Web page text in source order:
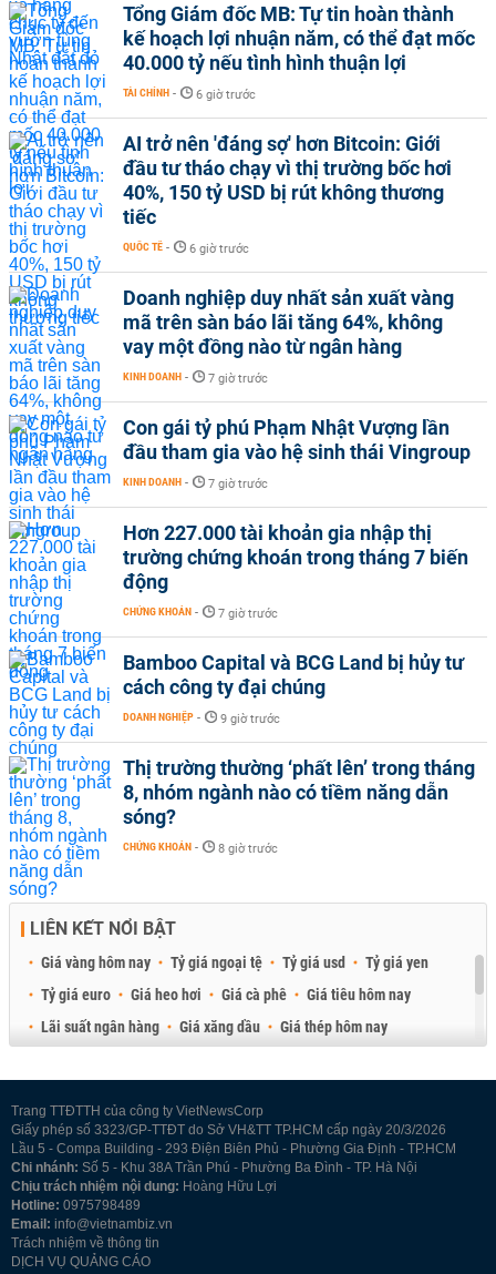
Tổng Giám đốc MB: Tự tin hoàn thành
kế hoạch lợi nhuận năm, có thể đạt mốc
40.000 tỷ nếu tình hình thuận lợi
TÀI CHÍNH - 6 giờ trước
AI trở nên 'đáng sợ' hơn Bitcoin: Giới
đầu tư tháo chạy vì thị trường bốc hơi
40%, 150 tỷ USD bị rút không thương
tiếc
QUỐC TẾ - 6 giờ trước
Doanh nghiệp duy nhất sản xuất vàng
mã trên sàn báo lãi tăng 64%, không
vay một đồng nào từ ngân hàng
KINH DOANH - 7 giờ trước
Con gái tỷ phú Phạm Nhật Vượng lần
đầu tham gia vào hệ sinh thái Vingroup
KINH DOANH - 7 giờ trước
Hơn 227.000 tài khoản gia nhập thị
trường chứng khoán trong tháng 7 biến
động
CHỨNG KHOÁN - 7 giờ trước
Bamboo Capital và BCG Land bị hủy tư
cách công ty đại chúng
DOANH NGHIỆP - 9 giờ trước
Thị trường thường ‘phất lên’ trong tháng
8, nhóm ngành nào có tiềm năng dẫn
sóng?
CHỨNG KHOÁN - 8 giờ trước
LIÊN KẾT NỔI BẬT
Giá vàng hôm nay Tỷ giá ngoại tệ Tỷ giá usd
Tỷ giá yen
Tỷ giá euro
Giá heo hơi Giá cà phê
Giá tiêu hôm nay
Lãi suất ngân hàng
Giá xăng dầu
Giá thép hôm nay
Trang TTĐTTH của công ty VietNewsCorp
Giấy phép số 3323/GP-TTĐT do Sở VH&TT TP.HCM cấp ngày 20/3/2026
Lầu 5 - Compa Building - 293 Điện Biên Phủ - Phường Gia Định - TP.HCM
Chi nhánh: Số 5 - Khu 38A Trần Phú - Phường Ba Đình - TP. Hà Nội
Chịu trách nhiệm nội dung: Hoàng Hữu Lợi
Hotline: 0975798489
Email: info@vietnambiz.vn
Trách nhiệm về thông tin
DỊCH VỤ QUẢNG CÁO